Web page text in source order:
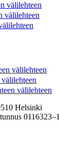
välilehteen
välilehteen
välilehteen
välilehteen
Helsinki
0116323–1